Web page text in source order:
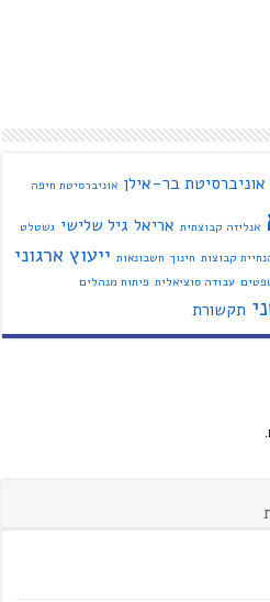
אוניברסיטת בר-אילן אוניברסיטת חיפה
אנליזה קבוצתית אריאל גיל שלישי גשטלט
קבוצות חינוך חשבונאות ייעוץ ארגוני
עבודה סוציאלית פיתוח מנהלים
תקשורת